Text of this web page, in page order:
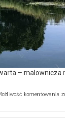
– malownicza
komentowania
–